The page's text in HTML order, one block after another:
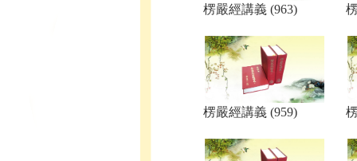
楞嚴經講義 (963)
楞嚴經講義 (959)